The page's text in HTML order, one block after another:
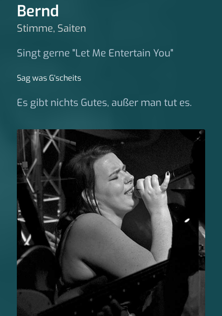
Bernd
Stimme, Saiten
Singt gerne "Let Me Entertain You"
Sag was G‘scheits
Es gibt nichts Gutes, außer man tut es.